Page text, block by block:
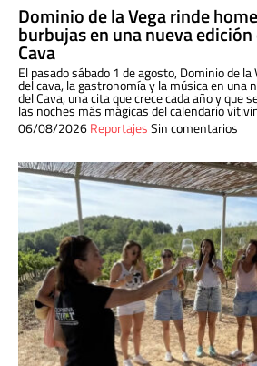
Dominio de la Vega rinde
burbujas en una nueva
Cava
El pasado sábado 1 de agosto, Dominio de
del cava, la gastronomía y la música en una
del Cava, una cita que crece cada año y que
las noches más mágicas del calendario
06/08/2026ReportajesSin comentarios